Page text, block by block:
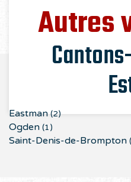
Autres
Eastman(2)
Ogden (1)
Saint-Denis-de-Brompton